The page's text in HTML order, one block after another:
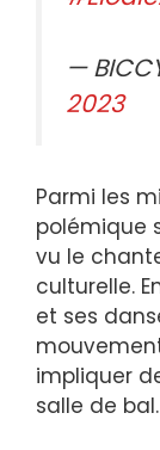
—
2023
Parmi les
polémique
vu le
culturelle.
et ses
impliquer
salle de bal.